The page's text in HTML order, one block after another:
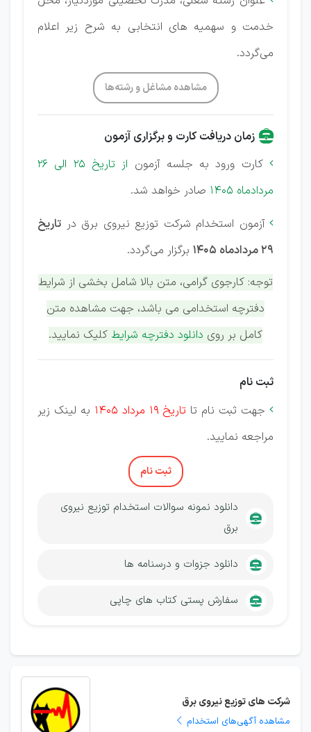
خدمت و سهمیه های انتخابی به شرح زیر اعلام
می‌گردد.
مشاهده مشاغل و رشته‌ها
زمان دریافت کارت و برگزاری آزمون
کارت ورود به جلسه آزمون
از تاریخ 25 الی 26
مردادماه 1405
صادر خواهد شد.
 آزمون استخدام شرکت توزیع نیروی برق در تاریخ
29 مردادماه 1405
برگزار می‌گردد.
توجه: کارجوی گرامی، متن بالا شامل بخشی از شرایط
دفترچه استخدامی می باشد، جهت مشاهده متن
کامل بر روی دانلود دفترچه شرایط کلیک نمایید.
ثبت نام
جهت ثبت نام تا تاریخ 19 مرداد 1405
به لینک زیر
مراجعه نمایید.
ثبت نام
دانلود نمونه سوالات استخدام توزیع نیروی
برق
دانلود جزوات و درسنامه ها
سفارش پستی کتاب های چاپی
شرکت های توزیع نیروی برق
مشاهده آگهی‌های استخدام